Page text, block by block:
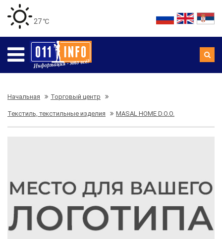
27 ℃
Начальная Торговый центр
Текстиль, текстильные изделия MASAL HOME D.O.O.